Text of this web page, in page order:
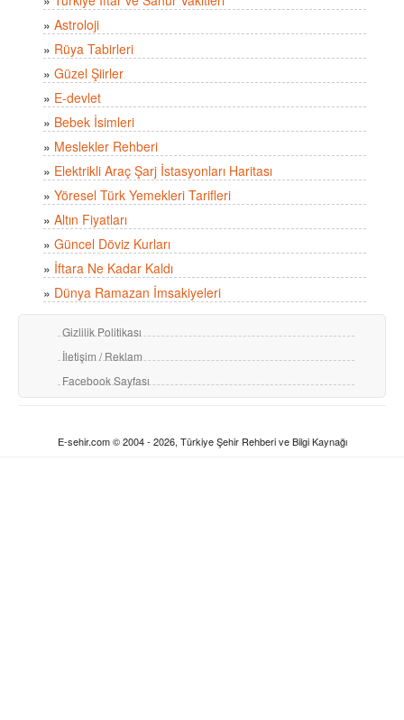
» Astroloji
» Rüya Tabirleri
» Güzel Şiirler
» E-devlet
» Bebek İsimleri
» Meslekler Rehberi
» Elektrikli Araç Şarj İstasyonları Haritası
» Yöresel Türk Yemekleri Tarifleri
» Altın Fiyatları
» Güncel Döviz Kurları
» İftara Ne Kadar Kaldı
» Dünya Ramazan İmsakiyeleri
Gizlilik Politikası
İletişim / Reklam
Facebook Sayfası
E-sehir.com © 2004 - 2026, Türkiye Şehir Rehberi ve Bilgi Kaynağı